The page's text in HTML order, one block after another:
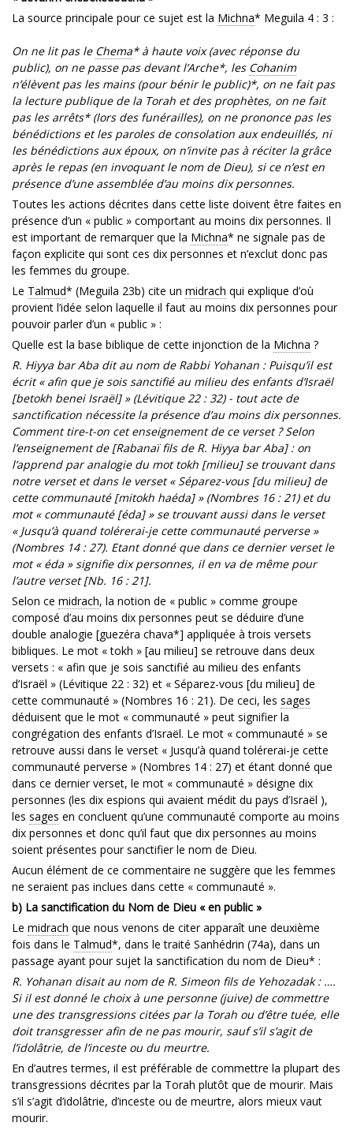
La source principale pour ce sujet est la Michna* Meguila 4 : 3 :
On ne lit pas le Chema* à haute voix (avec réponse du
public), on ne passe pas devant l’Arche*, les Cohanim
n’élèvent pas les mains (pour bénir le public)*, on ne fait pas
la lecture publique de la Torah et des prophètes, on ne fait
pas les arrêts* (lors des funérailles), on ne prononce pas les
bénédictions et les paroles de consolation aux endeuillés, ni
les bénédictions aux époux, on n’invite pas à réciter la grâce
après le repas (en invoquant le nom de Dieu), si ce n’est en
présence d’une assemblée d’au moins dix personnes.
Toutes les actions décrites dans cette liste doivent être faites en
présence d’un « public » comportant au moins dix personnes. Il
est important de remarquer que la Michna* ne signale pas de
façon explicite qui sont ces dix personnes et n’exclut donc pas
les femmes du groupe.
Le Talmud* (Meguila 23b) cite un midrach qui explique d’où
provient l’idée selon laquelle il faut au moins dix personnes pour
pouvoir parler d’un « public » :
Quelle est la base biblique de cette injonction de la Michna ?
R. Hiyya bar Aba dit au nom de Rabbi Yohanan : Puisqu’il est
écrit « afin que je sois sanctifié au milieu des enfants d’Israël
[betokh benei Israël] » (Lévitique 22 : 32) - tout acte de
sanctification nécessite la présence d’au moins dix personnes.
Comment tire-t-on cet enseignement de ce verset ? Selon
l’enseignement de [Rabanaï fils de R. Hiyya bar Aba] : on
l’apprend par analogie du mot tokh [milieu] se trouvant dans
notre verset et dans le verset « Séparez-vous [du milieu] de
cette communauté [mitokh haéda] » (Nombres 16 : 21) et du
mot « communauté [éda] » se trouvant aussi dans le verset
« Jusqu’à quand tolérerai-je cette communauté perverse »
(Nombres 14 : 27). Etant donné que dans ce dernier verset le
mot « éda » signifie dix personnes, il en va de même pour
l’autre verset [Nb. 16 : 21].
Selon ce midrach, la notion de « public » comme groupe
composé d’au moins dix personnes peut se déduire d’une
double analogie [guezéra chava*] appliquée à trois versets
bibliques. Le mot « tokh » [au milieu] se retrouve dans deux
versets : « afin que je sois sanctifié au milieu des enfants
d’Israël » (Lévitique 22 : 32) et « Séparez-vous [du milieu] de
cette communauté » (Nombres 16 : 21). De ceci, les sages
déduisent que le mot « communauté » peut signifier la
congrégation des enfants d’Israël. Le mot « communauté » se
retrouve aussi dans le verset « Jusqu’à quand tolérerai-je cette
communauté perverse » (Nombres 14 : 27) et étant donné que
dans ce dernier verset, le mot « communauté » désigne dix
personnes (les dix espions qui avaient médit du pays d’Israël ),
les sages en concluent qu’une communauté comporte au moins
dix personnes et donc qu’il faut que dix personnes au moins
soient présentes pour sanctifier le nom de Dieu.
Aucun élément de ce commentaire ne suggère que les femmes
ne seraient pas inclues dans cette « communauté ».
b) La sanctification du Nom de Dieu « en public »
Le midrach que nous venons de citer apparaît une deuxième
fois dans le Talmud*, dans le traité Sanhédrin (74a), dans un
passage ayant pour sujet la sanctification du nom de Dieu* :
R. Yohanan disait au nom de R. Simeon fils de Yehozadak : ….
Si il est donné le choix à une personne (juive) de commettre
une des transgressions citées par la Torah ou d’être tuée, elle
doit transgresser afin de ne pas mourir, sauf s’il s’agit de
l’idolâtrie, de l’inceste ou du meurtre.
En d’autres termes, il est préférable de commettre la plupart des
transgressions décrites par la Torah plutôt que de mourir. Mais
s’il s’agit d’idolâtrie, d’inceste ou de meurtre, alors mieux vaut
mourir.